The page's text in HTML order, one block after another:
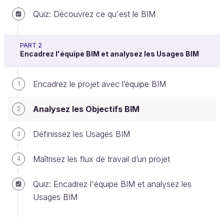
Quiz: Découvrez ce qu'est le BIM
PART 2
Encadrez l'équipe BIM et analysez les Usages BIM
1 Encadrez le projet avec l’équipe BIM
2 Analysez les Objectifs BIM
3 Définissez les Usages BIM
4 Maîtrisez les flux de travail d’un projet
Quiz: Encadrez l'équipe BIM et analysez les
Usages BIM
Pourquoi définir des Objectifs BIM ?
Pour chaque projet, il est primordial de définir une
liste des principaux objectifs que le donneur d’ordre
souhaite atteindre.
Sans objectifs clairs et définis, il est difficile de
garantir la
découle desobjectifsde la maîtrise d’ouvrage. En
effet, ces objectifs sont ensuite définis en
BIM
desquels découleront les flux de travail
(workflows) appropriés.
La
aux exigences du projet. Elle doit être conforme au
programme rendu obligatoire par le contrat du